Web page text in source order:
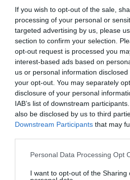
If you wish to opt-out of the sale,
processing of your personal or
targeted advertising by us, please
section to confirm your selection.
opt-out request is processed you
interest-based ads based on
us or personal information
your opt-out. You may separately
disclosure of your personal
IAB’s list of downstream
also be disclosed by us to third
Downstream Participants that may
Personal Data Processing Opt
I want to opt-out of the Sharing
Nokia, Ericsson...
son las patentes
Eulogio López
Isabel Pantoja